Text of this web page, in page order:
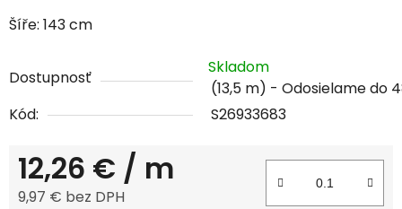
Šíře: 143 cm
Dostupnosť
Skladom
(13,5 m)
Kód:
S26933683
12,26 € / m
9,97 € bez DPH